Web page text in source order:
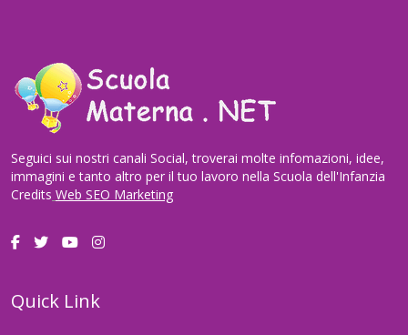
Seguici sui nostri canali Social, troverai molte infomazioni, idee,
immagini e tanto altro per il tuo lavoro nella Scuola dell'Infanzia
Credits Web SEO Marketing
Quick Link